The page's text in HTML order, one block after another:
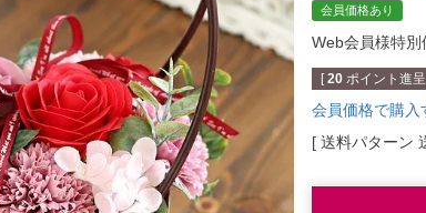
会員価格あり
Web会員様特別
[ 20 ポイント進
会員価格で購入
送料パターン